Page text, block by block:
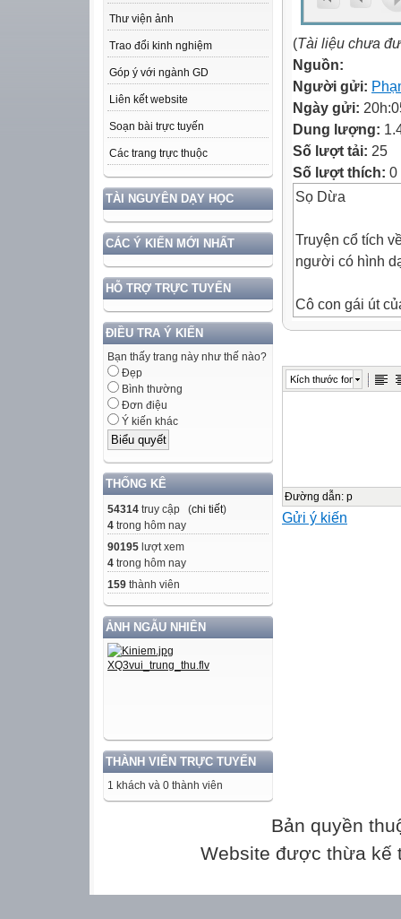
Thư viện ảnh
Trao đổi kinh nghiệm
Góp ý với ngành GD
Liên kết website
Soạn bài trực tuyến
Các trang trực thuộc
TÀI NGUYÊN DẠY HỌC
CÁC Ý KIẾN MỚI NHẤT
HỖ TRỢ TRỰC TUYẾN
ĐIỀU TRA Ý KIẾN
Bạn thấy trang này như thế nào?
Đẹp
Bình thường
Đơn điệu
Ý kiến khác
THỐNG KÊ
54314 truy cập (chi tiết)
4 trong hôm nay
90195 lượt xem
4 trong hôm nay
159 thành viên
ẢNH NGẪU NHIÊN
THÀNH VIÊN TRỰC TUYẾN
1 khách và 0 thành viên
(Tài liệu chưa
Nguồn:
Người gửi:
Ngày gửi:
Dung lượng:
Số lượt tải: 25
Số lượt thích: 0
Sọ Dừa
Truyện cổ tích
người có hình
Cô con gái út
Ò ó o, phải
vật có số phận
cách.Truyện
lao động, có
và niềm tin vào
Kích thước font
Đường dẫn: p
Gửi ý kiến
Bản quyền
Website được thừa